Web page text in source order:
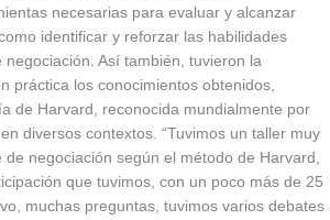
necesarias para evaluar y alcanzar
identificar y reforzar las habilidades
Así también, tuvieron la
práctica los conocimientos obtenidos,
de Harvard, reconocida mundialmente por
diversos contextos. “Tuvimos un taller muy
negociación según el método de Harvard,
que tuvimos, con un poco más de 25
muchas preguntas, tuvimos varios debates